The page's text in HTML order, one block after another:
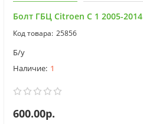
Болт ГБЦ Citroen C 1 2005-2014
25856
Б/у
1
600.00р.